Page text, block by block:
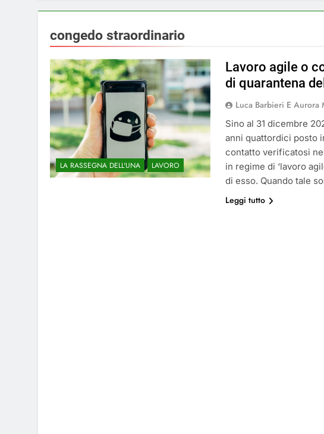
congedo straordinario
LA RASSEGNA DELL'UNA LAVORO
Lavoro agile o
di quarantena
Luca Barbieri E Aurora
Sino al 31 dicembre
anni quattordici posto
contatto verificatosi
in regime di ‘lavoro
di esso. Quando tale
Leggi tutto